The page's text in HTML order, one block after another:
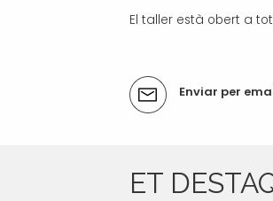
El taller està obert a
Accions
del
Enviar per
ET